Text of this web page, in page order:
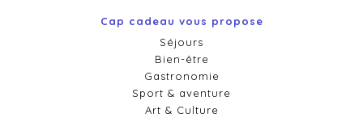
Cap cadeau vous propose
Séjours
Bien-être
Gastronomie
Sport & aventure
Art & Culture